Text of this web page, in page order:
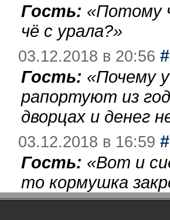
Гость: «Потому
чё с урала?»
03.12.2018 в 20:56 #
Гость: «Почему
рапортуют из
дворцах и денег
03.12.2018 в 16:59 #
Гость: «Вот и
то кормушка